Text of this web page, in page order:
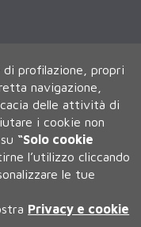
ITALIA
Caselle Pec:Posta
profilazione, propri
navigazione,
delle attività di
i cookie non
“Solo cookie
l’utilizzo cliccando
le tue
Privacy e cookie